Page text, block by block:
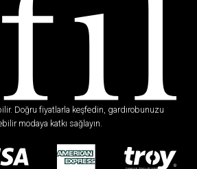
Doğru fiyatlarla keşfedin, gardırobunuzu
modaya katkı sağlayın.